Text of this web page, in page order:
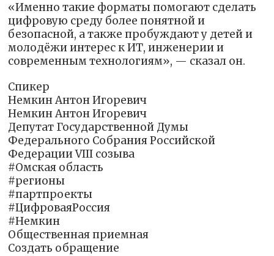
«Именно такие форматы помогают сделать
цифровую среду более понятной и
безопасной, а также пробуждают у детей и
молодёжи интерес к ИТ, инженерии и
современным технологиям», — сказал он.
Спикер
Немкин Антон Игоревич
Немкин Антон Игоревич
Депутат Государственной Думы
Федерального Собрания Российской
Федерации VIII созыва
#Омская область
#регионы
#партпроекты
#ЦифроваяРоссия
#Немкин
Общественная приемная
Создать обращение